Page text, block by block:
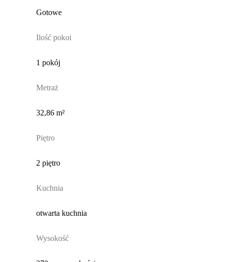
Gotowe
Ilość pokoi
1 pokój
Metraż
32,86 m²
Piętro
2 piętro
Kuchnia
otwarta kuchnia
Wysokość